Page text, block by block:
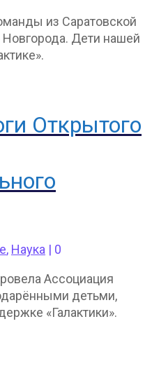
из Саратовской
Дети нашей
Открытого
, Наука | 0
Ассоциация
детьми,
«Галактики».